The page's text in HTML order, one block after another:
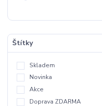
Štítky
Skladem
Novinka
Akce
Doprava ZDARMA